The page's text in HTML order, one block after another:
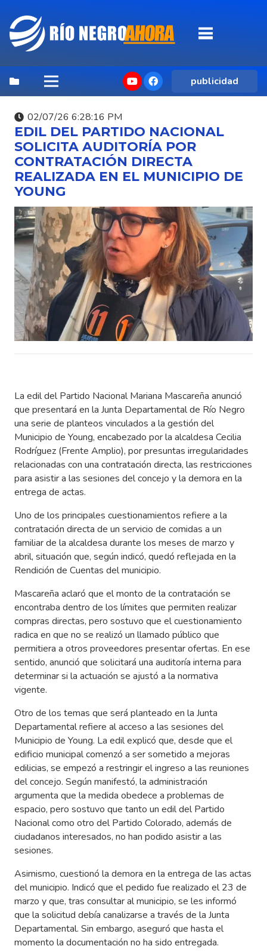
publicidad
02/07/26 6:28:16 PM
EDIL DEL PARTIDO NACIONAL
SOLICITA AUDITORÍA POR
CONTRATACIÓN DIRECTA
REALIZADA EN EL MUNICIPIO DE
YOUNG
La edil del Partido Nacional Mariana Mascareña anunció
que presentará en la Junta Departamental de Río Negro
una serie de planteos vinculados a la gestión del
Municipio de Young, encabezado por la alcaldesa Cecilia
Rodríguez (Frente Amplio), por presuntas irregularidades
relacionadas con una contratación directa, las restricciones
para asistir a las sesiones del concejo y la demora en la
entrega de actas.
Uno de los principales cuestionamientos refiere a la
contratación directa de un servicio de comidas a un
familiar de la alcaldesa durante los meses de marzo y
abril, situación que, según indicó, quedó reflejada en la
Rendición de Cuentas del municipio.
Mascareña aclaró que el monto de la contratación se
encontraba dentro de los límites que permiten realizar
compras directas, pero sostuvo que el cuestionamiento
radica en que no se realizó un llamado público que
permitiera a otros proveedores presentar ofertas. En ese
sentido, anunció que solicitará una auditoría interna para
determinar si la actuación se ajustó a la normativa
vigente.
Otro de los temas que será planteado en la Junta
Departamental refiere al acceso a las sesiones del
Municipio de Young. La edil explicó que, desde que el
edificio municipal comenzó a ser sometido a mejoras
edilicias, se empezó a restringir el ingreso a las reuniones
del concejo. Según manifestó, la administración
argumenta que la medida obedece a problemas de
espacio, pero sostuvo que tanto un edil del Partido
Nacional como otro del Partido Colorado, además de
ciudadanos interesados, no han podido asistir a las
sesiones.
Asimismo, cuestionó la demora en la entrega de las actas
del municipio. Indicó que el pedido fue realizado el 23 de
marzo y que, tras consultar al municipio, se les informó
que la solicitud debía canalizarse a través de la Junta
Departamental. Sin embargo, aseguró que hasta el
momento la documentación no ha sido entregada.